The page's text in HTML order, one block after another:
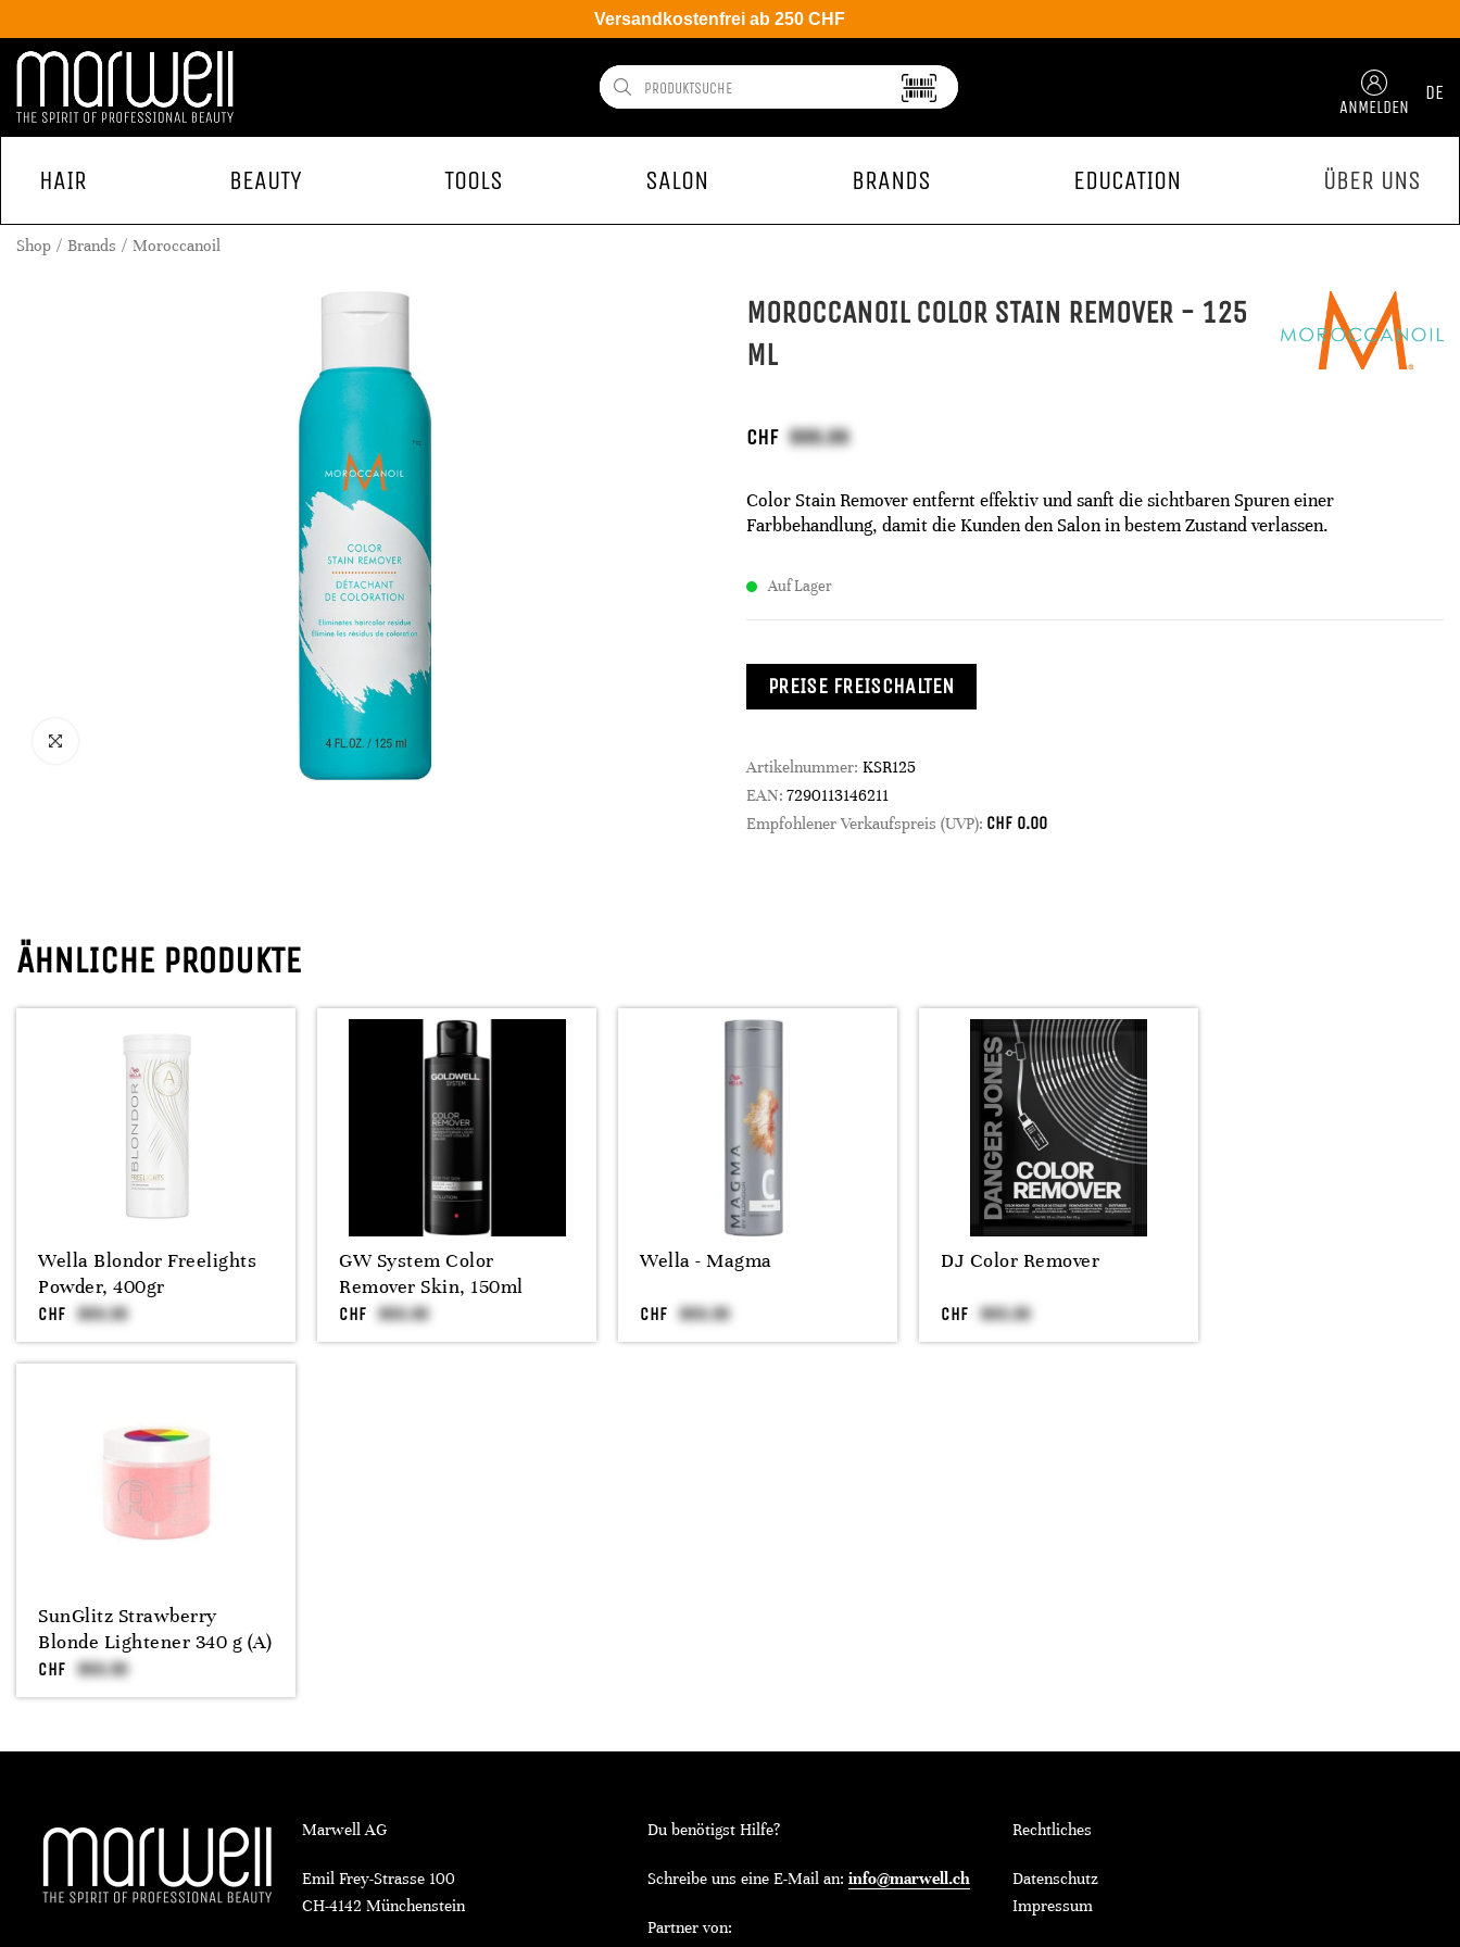
Versandkostenfrei ab 250 CHF
ANMELDEN
DE
HAIR BEAUTY TOOLS SALON BRANDS EDUCATION ÜBER UNS
Shop Brands Moroccanoil
MOROCCANOIL COLOR STAIN REMOVER - 125
ML
CHF
Color Stain Remover entfernt effektiv und sanft die sichtbaren Spuren einer
Farbbehandlung, damit die Kunden den Salon in bestem Zustand verlassen.
Auf Lager
PREISE FREISCHALTEN
Artikelnummer: KSR125
EAN: 7290113146211
Empfohlener Verkaufspreis (UVP): CHF 0.00
ÄHNLICHE PRODUKTE
Wella Blondor Freelights
Powder, 400gr
CHF
GW System Color
Remover Skin, 150ml
CHF
Wella - Magma
CHF
DJ Color Remover
CHF
SunGlitz Strawberry
Blonde Lightener 340 g (A)
CHF
Marwell AG
Emil Frey-Strasse 100
CH-4142 Münchenstein
Du benötigst Hilfe?
Schreibe uns eine E-Mail an: info@marwell.ch
Partner von:
Rechtliches
Datenschutz
Impressum